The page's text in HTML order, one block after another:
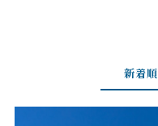
新着順